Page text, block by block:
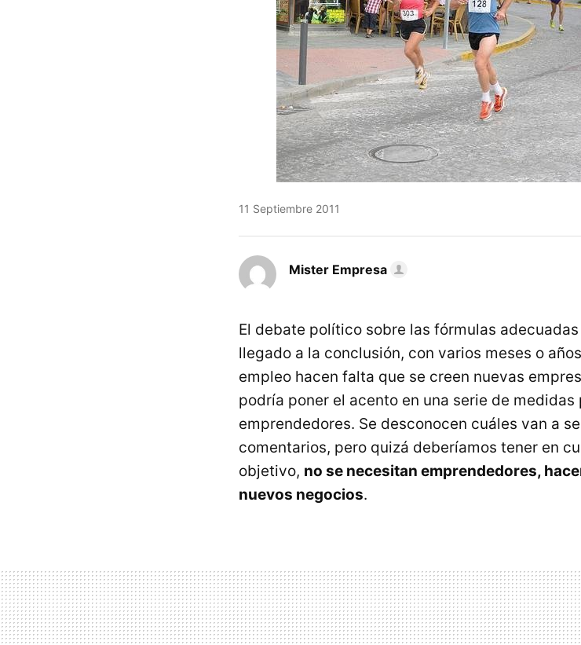
11 Septiembre 2011
Mister Empresa
El debate político sobre las fórmulas
llegado a la conclusión, con varios meses o
empleo hacen falta que se creen nuevas
podría poner el acento en una serie de
emprendedores. Se desconocen cuáles van a
comentarios, pero quizá deberíamos tener en
objetivo, no se necesitan emprendedores,
nuevos negocios.